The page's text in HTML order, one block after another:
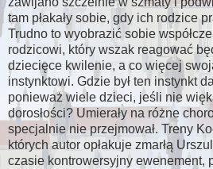
tam płakały sobie, gdy ich rodzice
Trudno to wyobrazić sobie
rodzicowi, który wszak reagować
dziecięce kwilenie, a co więcej
instynktowi. Gdzie był ten instynkt
ponieważ wiele dzieci, jeśli nie
dorosłości? Umierały na różne
specjalnie nie przejmował. Treny
których autor opłakuje zmarłą
czasie kontrowersyjny ewenement,